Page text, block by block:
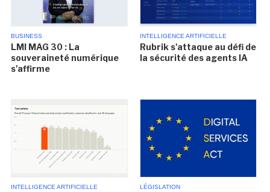
BUSINESS
LMI MAG 30 : La
souveraineté numérique
s'affirme
INTELLIGENCE ARTIFICIELLE
Rubrik s'attaque au défi de
la sécurité des agents IA
INTELLIGENCE ARTIFICIELLE LÉGISLATION